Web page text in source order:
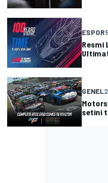
ESPOR
Resmi
GENEL
setini